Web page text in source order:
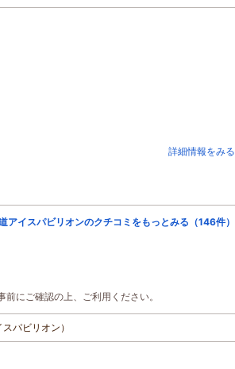
詳細情報をみる
アイスパビリオンのクチコミをもっとみる（146件）
にご確認の上、ご利用ください。
パビリオン）